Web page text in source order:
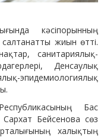
кәсіпорынның
жиын өтті.
санитариялық-
Денсаулық
эпидемиологиялық
Бас
Сархат Бейсенова сөз
халықтың